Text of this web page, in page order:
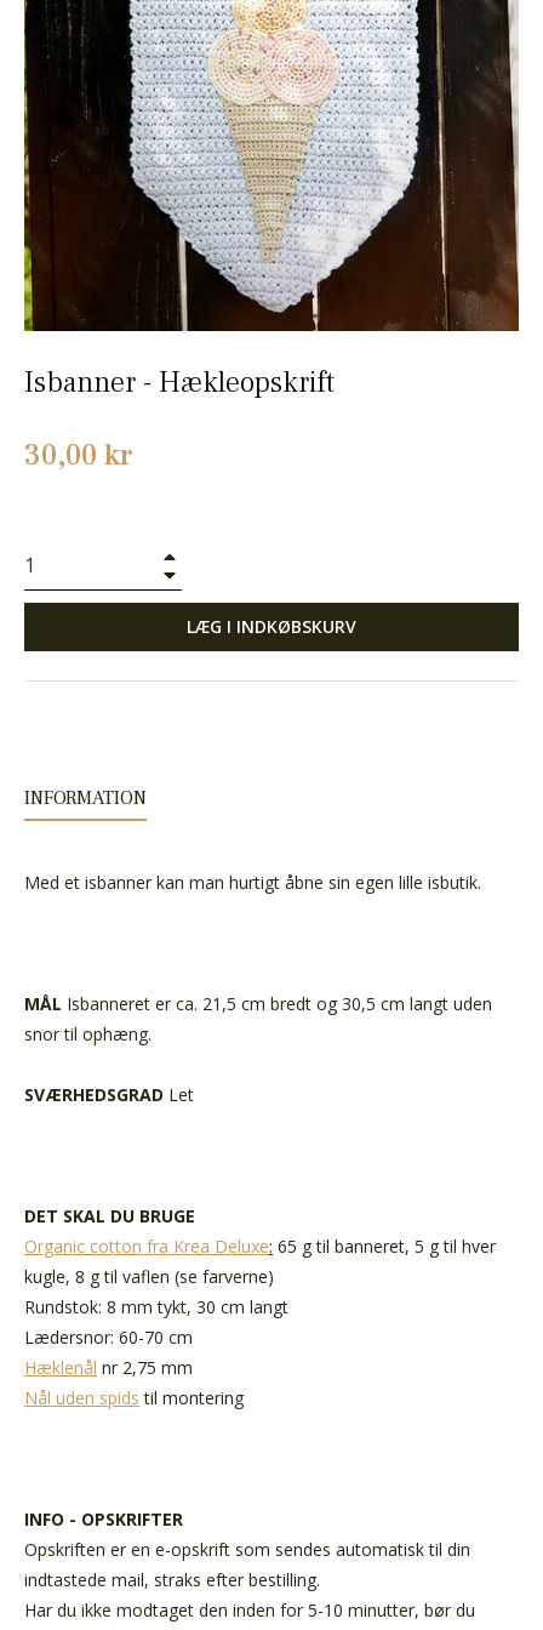
Isbanner - Hækleopskrift
Normalpris
30,00 kr
LÆG I INDKØBSKURV
INFORMATION
Med et isbanner kan man hurtigt åbne sin egen lille isbutik.
MÅL Isbanneret er ca. 21,5 cm bredt og 30,5 cm langt uden
snor til ophæng.
SVÆRHEDSGRAD Let
DET SKAL DU BRUGE
Organic cotton fra Krea Deluxe: 65 g til banneret, 5 g til hver
kugle, 8 g til vaflen (se farverne)
Rundstok: 8 mm tykt, 30 cm langt
Lædersnor: 60-70 cm
Hæklenål nr 2,75 mm
Nål uden spids til montering
INFO - OPSKRIFTER
Opskriften er en e-opskrift som sendes automatisk til din
indtastede mail, straks efter bestilling.
Har du ikke modtaget den inden for 5-10 minutter, bør du